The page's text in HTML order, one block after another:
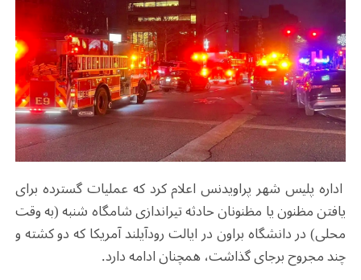
اداره پلیس شهر پراویدنس اعلام کرد که عملیات گسترده برای
یافتن مظنون یا مظنونان حادثه تیراندازی شامگاه شنبه (به وقت
محلی) در دانشگاه براون در ایالت رودآیلند آمریکا که دو کشته و
چند مجروح برجای گذاشت، همچنان ادامه دارد.